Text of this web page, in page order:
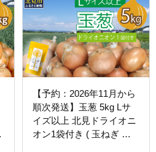
【予約：2026年11月から
順次発送】玉葱 5kg Lサ
イズ以上 北見ドライオニ
オン1袋付き ( 玉ねぎ た